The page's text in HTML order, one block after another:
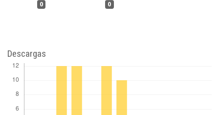
0 0
Descargas